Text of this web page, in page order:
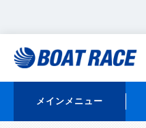
メインメニュー